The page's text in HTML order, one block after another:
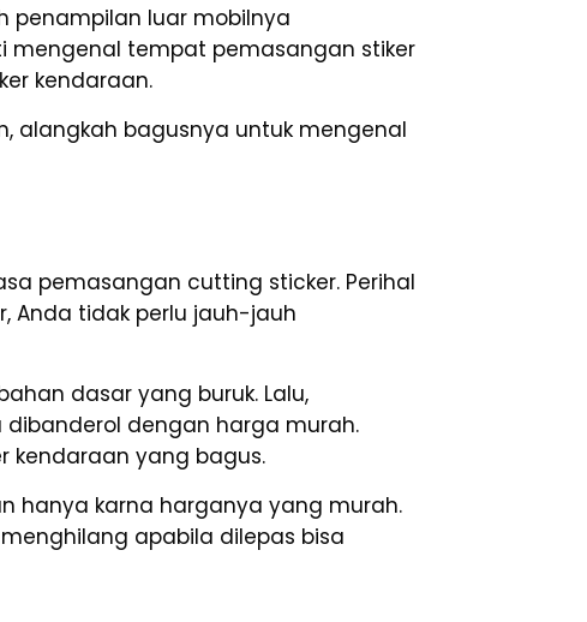
penampilan luar mobilnya
mengenal tempat pemasangan stiker
kendaraan.
alangkah bagusnya untuk mengenal
pemasangan cutting sticker. Perihal
Anda tidak perlu jauh-jauh
dasar yang buruk. Lalu,
dengan harga murah.
kendaraan yang bagus.
hanya karna harganya yang murah.
apabila dilepas bisa